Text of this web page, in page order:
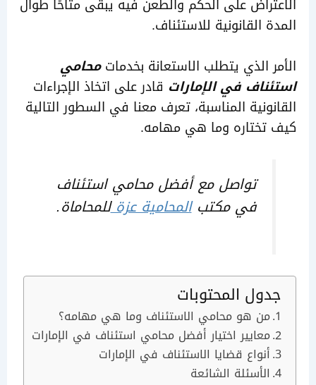
على الحكم والطعن فيه يبقى متاحًا طوال
القانونية للاستئناف.
الذي يتطلب الاستعانة بخدمات محامي
في الإماراتقادر على اتخاذ الإجراءات
المناسبة، تعرف معنا في السطور التالية
وما هي مهامه.
تواصل مع أفضل محامي استئناف
في مكتبالمحامية عزةللمحاماة.
المحتوبات
من هو محامي الاستئناف وما هي مهامه؟
معايير اختيار أفضل محامي استئناف في الإمارات
أنواع قضايا الاستئناف في الإمارات
الأسئلة الشائعة